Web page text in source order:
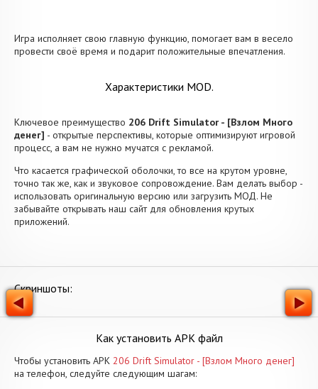
Игра исполняет свою главную функцию, помогает вам в весело
провести своё время и подарит положительные впечатления.
Характеристики MOD.
Ключевое преимущество 206 Drift Simulator - [Взлом Много
денег] - открытые перспективы, которые оптимизируют игровой
процесс, а вам не нужно мучатся с рекламой.
Что касается графической оболочки, то все на крутом уровне,
точно так же, как и звуковое сопровождение. Вам делать выбор -
использовать оригинальную версию или загрузить МОД. Не
забывайте открывать наш сайт для обновления крутых
приложений.
Скриншоты:
Как установить APK файл
Чтобы установить APK 206 Drift Simulator - [Взлом Много денег]
на телефон, следуйте следующим шагам: